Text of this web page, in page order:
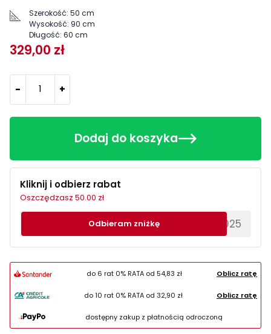
Szerokość: 50 cm
Wysokość: 90 cm
Długość: 60 cm
329,00 zł
- +
Dodaj do koszyka
Kliknij i odbierz rabat
Oszczędzasz 50.00 zł
********EWS2025
Odbieram zniżkę
do 6 rat 0% RATA od54,83 zł Oblicz ratę
do 10 rat 0% RATA od 32,90 zł Oblicz ratę
dostępny zakup z płatnością odroczoną